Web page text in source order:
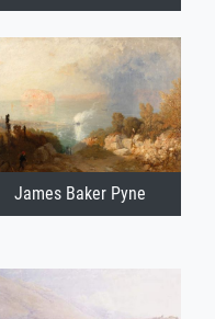
James Baker Pyne